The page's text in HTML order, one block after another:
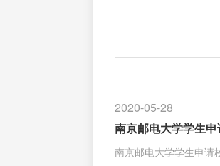
2020-05-28
南京邮电大学学生
南京邮电大学学生申请